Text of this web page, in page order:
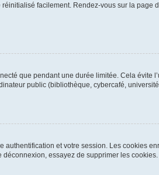
facilement. Rendez-vous sur la page
que pendant une durée limitée. Cela évite
public (bibliothèque, cybercafé,
et votre session. Les cookies
essayez de supprimer les cookies.